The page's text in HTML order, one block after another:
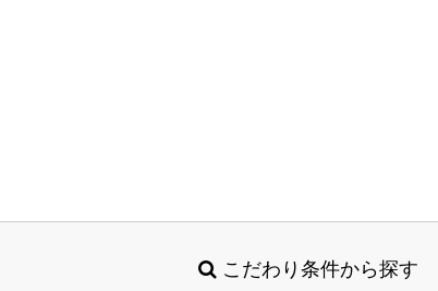
こだわり条件から探す